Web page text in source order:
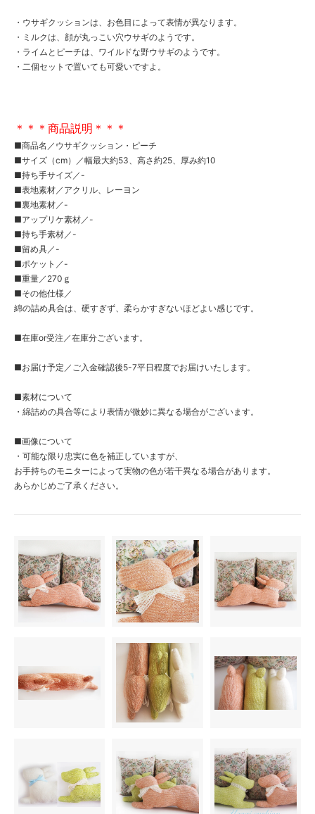
・ウサギクッションは、お色目によって表情が異なります。
・ミルクは、顔が丸っこい穴ウサギのようです。
・ライムとピーチは、ワイルドな野ウサギのようです。
・二個セットで置いても可愛いですよ。
＊＊＊商品説明＊＊＊
■商品名／ウサギクッション・ピーチ
■サイズ（cm）／幅最大約53、高さ約25、厚み約10
■持ち手サイズ／-
■表地素材／アクリル、レーヨン
■裏地素材／-
■アップリケ素材／-
■持ち手素材／-
■留め具／-
■ポケット／-
■重量／270ｇ
■その他仕様／
綿の詰め具合は、硬すぎず、柔らかすぎないほどよい感じです。
■在庫or受注／在庫分ございます。
■お届け予定／ご入金確認後5-7平日程度でお届けいたします。
■素材について
・綿詰めの具合等により表情が微妙に異なる場合がございます。
■画像について
・可能な限り忠実に色を補正していますが、
お手持ちのモニターによって実物の色が若干異なる場合があります。
あらかじめご了承ください。